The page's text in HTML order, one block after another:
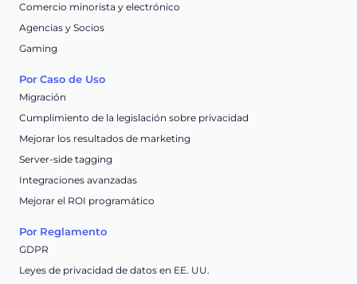
Comercio minorista y electrónico
Agencias y Socios
Gaming
Por Caso de Uso
Migración
Cumplimiento de la legislación sobre privacidad
Mejorar los resultados de marketing
Server-side tagging
Integraciones avanzadas
Mejorar el ROI programático
Por Reglamento
GDPR
Leyes de privacidad de datos en EE. UU.